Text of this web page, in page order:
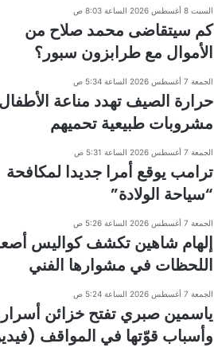
السبت 8 أغسطس 2026 الساعة 8:03 ص
كم سيتقاضى محمد صلاح من
الأموال مع طرابزون سبور؟
الجمعة 7 أغسطس 2026 الساعة 5:34 ص
حرارة الصيف تهدد مناعة
مشروبات طبيعية تحميهم
الجمعة 7 أغسطس 2026 الساعة 5:31 ص
ترامب يوقع أمرا جديدا لمكافحة
“سياحة الولادة”
الجمعة 7 أغسطس 2026 الساعة 5:26 ص
إلهام شاهين تكشف كواليس
اللحظات في مشوارها الفني
الجمعة 7 أغسطس 2026 الساعة 5:24 ص
ياسمين صبري تفتح خزائن
وأسباب قوّتها في المواقف